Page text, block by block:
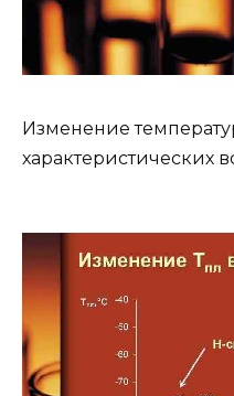
Изменение
характеристических